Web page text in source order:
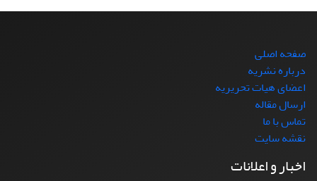
صفحه اصلی
درباره نشریه
اعضای هیات تحریریه
ارسال مقاله
تماس با ما
نقشه سایت
اخبار و اعلانات